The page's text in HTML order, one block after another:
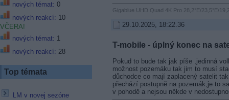
nových témat: 0
nových reakcí: 10
VČERA!
nových témat: 1
nových reakcí: 28
Top témata
LM v novej sezóne
Gigablue UHD Quad 4K Pro 28,2°E/23,5°E/
29.10.2025, 18:22.36
T-mobile - úplný konec na
Pokud to bude tak jak píše ,jedinná
možnost pozemáku tak jim to musí
důchodce co mají zaplacený satelit
přechází postupně na pozemák,je to
v pohodě a nejsou někde v